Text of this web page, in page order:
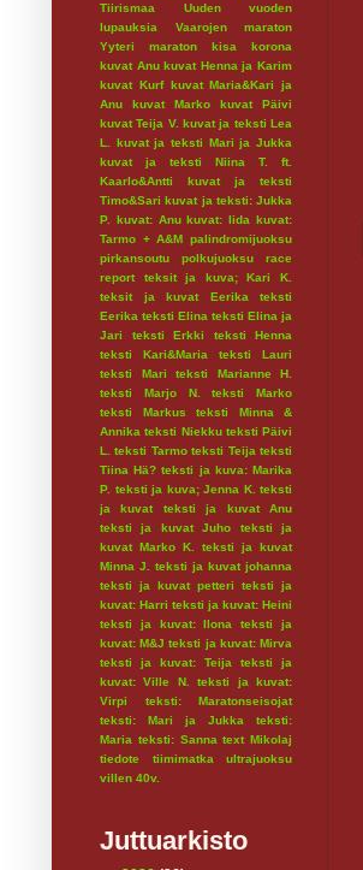
Tiirismaa
Uuden vuoden
lupauksia
Vaarojen maraton
Yyteri maraton
kisa
korona
kuvat Anu kuvat Henna ja Karim
kuvat Kurf kuvat Maria&Kari ja
Anu
kuvat Marko
kuvat Päivi
kuvat Teija V. kuvat ja teksti Lea
L.
kuvat ja teksti Mari ja Jukka
kuvat ja teksti Niina T. ft.
Kaarlo&Antti
kuvat ja teksti
Timo&Sari kuvat ja teksti: Jukka
P.
kuvat: Anu kuvat: Iida kuvat:
Tarmo + A&M palindromijuoksu
pirkansoutu
polkujuoksu
race
report
teksit ja kuva; Kari K.
teksit ja kuvat Eerika
teksti
Eerika teksti Elina teksti Elina ja
Jari
teksti Erkki
teksti Henna
teksti Kari&Maria
teksti Lauri
teksti Mari
teksti Marianne H.
teksti Marjo N.
teksti Marko
teksti Markus
teksti Minna &
Annika teksti Niekku teksti Päivi
L.
teksti Tarmo teksti Teija teksti
Tiina Hä? teksti ja kuva: Marika
P. teksti ja kuva; Jenna K. teksti
ja kuvat
teksti ja kuvat Anu
teksti ja kuvat Juho
teksti ja
kuvat Marko K.
teksti ja kuvat
Minna J.
teksti ja kuvat johanna
teksti ja kuvat petteri
teksti ja
kuvat: Harri teksti ja kuvat: Heini
teksti ja kuvat: Ilona
teksti ja
kuvat: M&J teksti ja kuvat: Mirva
teksti ja kuvat: Teija
teksti ja
kuvat: Ville N.
teksti ja kuvat:
Virpi
teksti: Maratonseisojat
teksti: Mari ja Jukka
teksti:
Maria teksti: Sanna text Mikolaj
tiedote
tiimimatka
ultrajuoksu
villen 40v.
Juttuarkisto